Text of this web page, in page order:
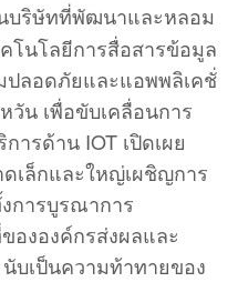
บริษัทที่พัฒนาและหลอม
นโลยีการสื่อสารข้อมูล
ปลอดภัยและแอพพลิเคชั่
น เพื่อขับเคลื่อนการ
ารด้าน IOT เปิดเผย
เล็กและใหญ่เผชิญการ
การบูรณาการ
ององค์กรส่งผลและ
บเป็นความท้าทายของ